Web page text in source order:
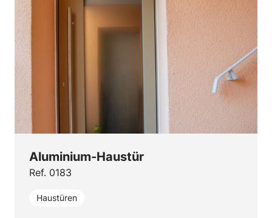
Aluminium-Haustür
Ref. 0183
Haustüren